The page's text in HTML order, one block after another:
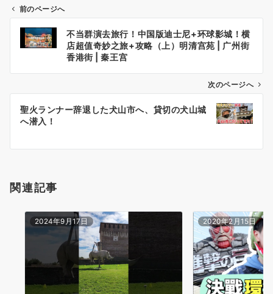
ビ
ン
前のページへ
不当群演去旅行！中国版迪士尼+环球影城！横
店超值奇妙之旅+攻略（上）明清宫苑 | 广州街
香港街 | 秦王宫
次のページへ
聖火ランナー辞退した犬山市へ、貸切の犬山城
へ潜入！
関連記事
2024年9月17日 2020年2月15日